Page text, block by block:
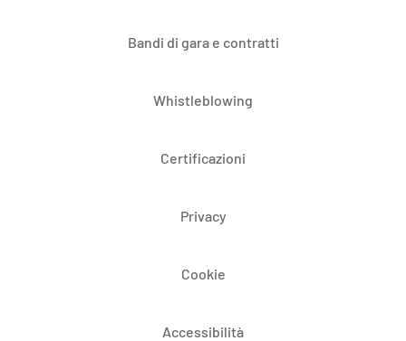
Bandi di gara e contratti
Whistleblowing
Certificazioni
Privacy
Cookie
Accessibilità